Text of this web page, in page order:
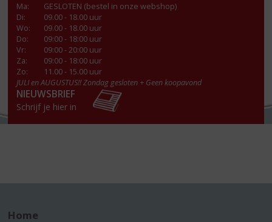
Ma:
GESLOTEN (bestel in onze webshop)
Di:
09.00 - 18.00 uur
Wo:
09.00 - 18.00 uur
Do:
09:00 - 18:00 uur
Vr:
09:00 - 20:00 uur
Za:
09:00 - 18:00 uur
Zo:
11.00 - 15.00 uur
JULI en AUGUSTUS!! Zondag gesloten + Geen koopavond
NIEUWSBRIEF
Schrijf je hier in
Home